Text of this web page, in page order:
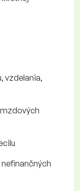
vzdelania,